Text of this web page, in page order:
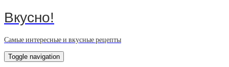
Вкусно!
Самые интересные и вкусные рецепты
Toggle navigation